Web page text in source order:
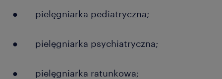
● pielęgniarka pediatryczna;
● pielęgniarka psychiatryczna;
● pielęgniarka ratunkowa;